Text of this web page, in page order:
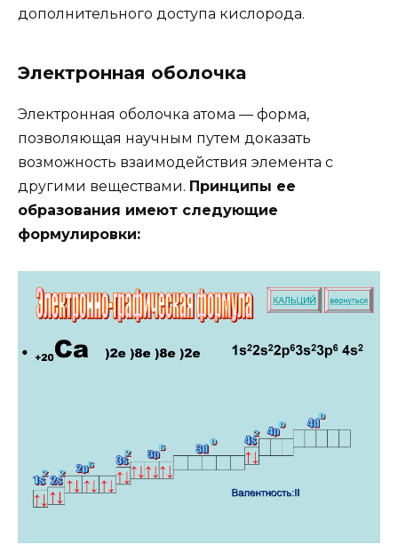
дополнительного доступа кислорода.
Электронная оболочка
Электронная оболочка атома — форма,
позволяющая научным путем доказать
возможность взаимодействия элемента с
другими веществами. Принципы ее
образования имеют следующие
формулировки: